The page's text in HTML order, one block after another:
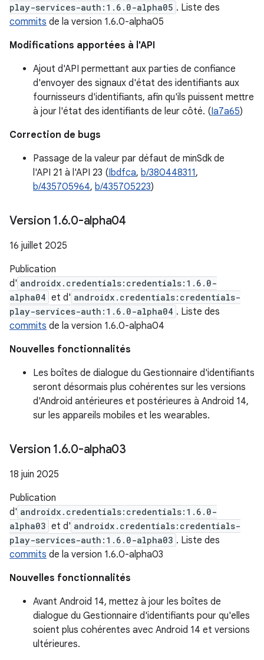
play-services-auth:1.6.0-alpha05 . Liste des
commits de la version 1.6.0-alpha05
Modifications apportées à l'API
Ajout d'API permettant aux parties de confiance
d'envoyer des signaux d'état des identifiants aux
fournisseurs d'identifiants, afin qu'ils puissent mettre
à jour l'état des identifiants de leur côté. (Ia7a65)
Correction de bugs
Passage de la valeur par défaut de minSdk de
l'API 21 à l'API 23 (Ibdfca, b/380448311,
b/435705964, b/435705223)
Version 1.6.0-alpha04
16 juillet 2025
Publication
d' androidx.credentials:credentials:1.6.0-
alpha04 et d' androidx.credentials:credentials-
play-services-auth:1.6.0-alpha04 . Liste des
commits de la version 1.6.0-alpha04
Nouvelles fonctionnalités
Les boîtes de dialogue du Gestionnaire d'identifiants
seront désormais plus cohérentes sur les versions
d'Android antérieures et postérieures à Android 14,
sur les appareils mobiles et les wearables.
Version 1.6.0-alpha03
18 juin 2025
Publication
d' androidx.credentials:credentials:1.6.0-
alpha03 et d' androidx.credentials:credentials-
play-services-auth:1.6.0-alpha03 . Liste des
commits de la version 1.6.0-alpha03
Nouvelles fonctionnalités
Avant Android 14, mettez à jour les boîtes de
dialogue du Gestionnaire d'identifiants pour qu'elles
soient plus cohérentes avec Android 14 et versions
ultérieures.